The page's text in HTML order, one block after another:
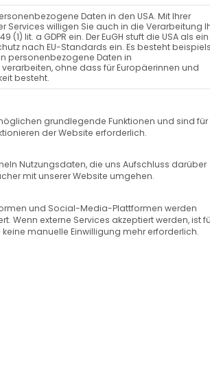
ենք Ձեզ մասնակցելու
Պատարագին և նրան
զատկական տոնախմբության:
հնարավորություն հանդիպելու
Daten in den USA. Mit Ihrer
Services willigen Sie auch in die Verarbeitung
(1) lit. a GDPR ein. Der EuGH stuft die USA als
nach EU-Standards ein. Es besteht
personenbezogene Daten in
ohne dass für Europäerinnen und
besteht.
Service-Gruppen, für die eine
grundlegende Funktionen und sind
der Website erforderlich.
Nutzungsdaten, die uns Aufschluss darüber
mit unserer Website umgehen.
und Social-Media-Plattformen werden
Wenn externe Services akzeptiert werden, ist
manuelle Einwilligung mehr erforderlich.